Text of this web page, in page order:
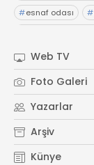
#esnaf odası #
Web TV
Foto Galeri
Yazarlar
Arşiv
Künye